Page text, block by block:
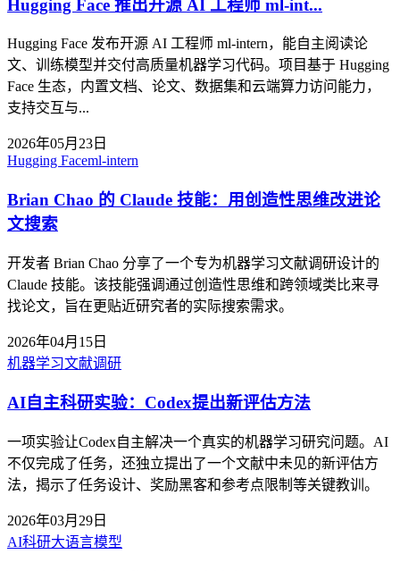
Hugging Face 推出开源 AI 工程师 ml-int...
Hugging Face 发布开源 AI 工程师 ml-intern，能自主阅读论
文、训练模型并交付高质量机器学习代码。项目基于 Hugging
Face 生态，内置文档、论文、数据集和云端算力访问能力，
支持交互与...
2026年05月23日
Hugging Faceml-intern
Brian Chao 的 Claude 技能：用创造性思维改进论
文搜索
开发者 Brian Chao 分享了一个专为机器学习文献调研设计的
Claude 技能。该技能强调通过创造性思维和跨领域类比来寻
找论文，旨在更贴近研究者的实际搜索需求。
2026年04月15日
机器学习文献调研
AI自主科研实验：Codex提出新评估方法
一项实验让Codex自主解决一个真实的机器学习研究问题。AI
不仅完成了任务，还独立提出了一个文献中未见的新评估方
法，揭示了任务设计、奖励黑客和参考点限制等关键教训。
2026年03月29日
AI科研大语言模型